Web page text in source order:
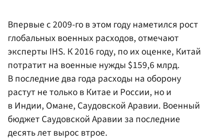
Впервые с 2009-го в этом году наметился рост
глобальных военных расходов, отмечают
эксперты IHS. К 2016 году, по их оценке, Китай
потратит на военные нужды $159,6 млрд.
В последние два года расходы на оборону
растут не только в Китае и России, но и
в Индии, Омане, Саудовской Аравии. Военный
бюджет Саудовской Аравии за последние
десять лет вырос втрое.